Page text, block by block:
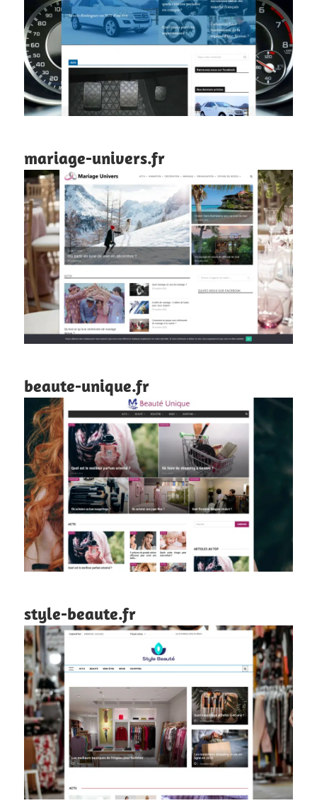
mariage-univers.fr
beaute-unique.fr
style-beaute.fr